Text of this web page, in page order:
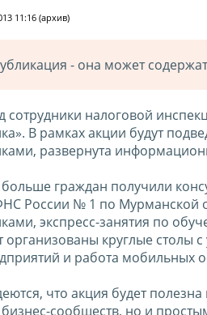
11:16 (архив)
- она может
сотрудники налоговой
В рамках акции будут
развернута
граждан получили
России № 1 по Мурманской
экспресс-занятия по
организованы круглые столы
и работа мобильных
что акция будет
сообществ, но и